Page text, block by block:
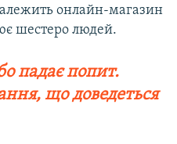
онлайн-магазин
шестеро людей.
падає попит.
що доведеться